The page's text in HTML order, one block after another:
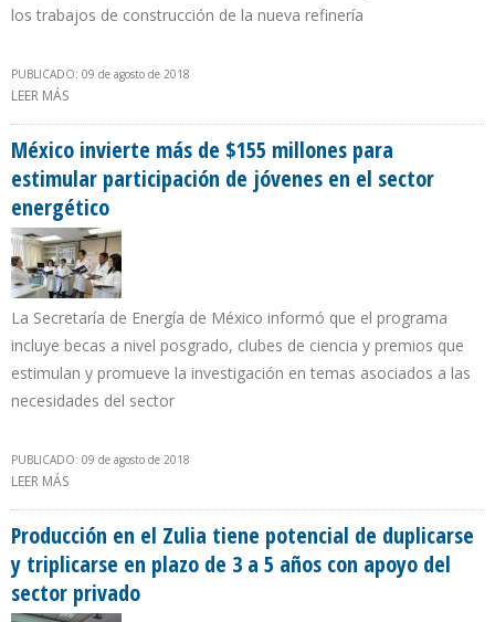
los trabajos de construcción de la nueva refinería
PUBLICADO: 09 de agosto de 2018
LEER MÁS
México invierte más de $155 millones para
estimular participación de jóvenes en el sector
energético
La Secretaría de Energía de México informó que el programa
incluye becas a nivel posgrado, clubes de ciencia y premios que
estimulan y promueve la investigación en temas asociados a las
necesidades del sector
PUBLICADO: 09 de agosto de 2018
LEER MÁS
Producción en el Zulia tiene potencial de duplicarse
y triplicarse en plazo de 3 a 5 años con apoyo del
sector privado